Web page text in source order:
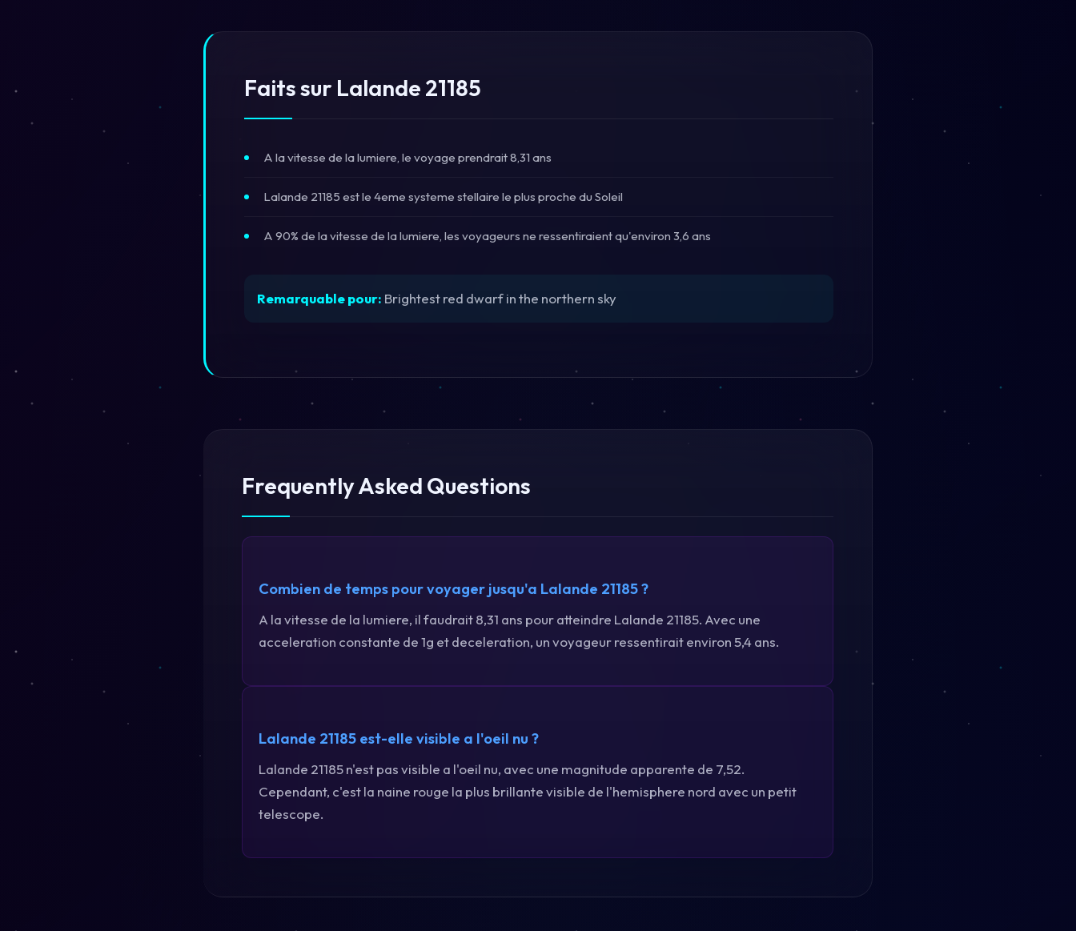
Faits sur Lalande 21185
A la vitesse de la lumiere, le voyage prendrait 8,31 ans
Lalande 21185 est le 4eme systeme stellaire le plus proche du Soleil
A 90% de la vitesse de la lumiere, les voyageurs ne ressentiraient qu'environ 3,6 ans
Remarquable pour: Brightest red dwarf in the northern sky
Frequently Asked Questions
Combien de temps pour voyager jusqu'a Lalande 21185 ?
A la vitesse de la lumiere, il faudrait 8,31 ans pour atteindre Lalande 21185. Avec une
acceleration constante de 1g et deceleration, un voyageur ressentirait environ 5,4 ans.
Lalande 21185 est-elle visible a l'oeil nu ?
Lalande 21185 n'est pas visible a l'oeil nu, avec une magnitude apparente de 7,52.
Cependant, c'est la naine rouge la plus brillante visible de l'hemisphere nord avec un petit
telescope.